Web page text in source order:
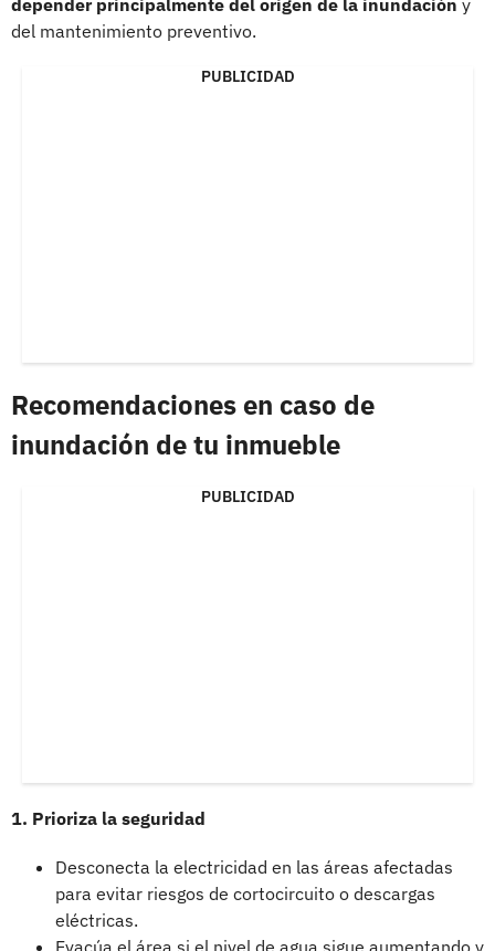
del mantenimiento preventivo.
PUBLICIDAD
Recomendaciones en caso de
inundación de tu inmueble
PUBLICIDAD
1. Prioriza la seguridad
Desconecta la electricidad en las áreas afectadas
para evitar riesgos de cortocircuito o descargas
eléctricas.
Evacúa el área si el nivel de agua sigue aumentando y